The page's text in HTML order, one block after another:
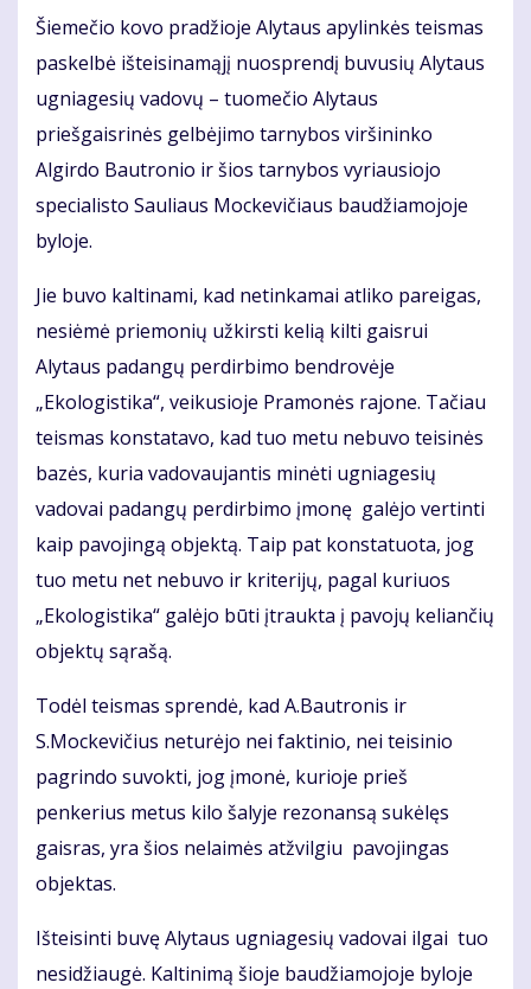
Šiemečio kovo pradžioje Alytaus apylinkės teismas
paskelbė išteisinamąjį nuosprendį buvusių Alytaus
ugniagesių vadovų – tuomečio Alytaus
priešgaisrinės gelbėjimo tarnybos viršininko
Algirdo Bautronio ir šios tarnybos vyriausiojo
specialisto Sauliaus Mockevičiaus baudžiamojoje
byloje.
Jie buvo kaltinami, kad netinkamai atliko pareigas,
nesiėmė priemonių užkirsti kelią kilti gaisrui
Alytaus padangų perdirbimo bendrovėje
„Ekologistika“, veikusioje Pramonės rajone. Tačiau
teismas konstatavo, kad tuo metu nebuvo teisinės
bazės, kuria vadovaujantis minėti ugniagesių
vadovai padangų perdirbimo įmonę galėjo vertinti
kaip pavojingą objektą. Taip pat konstatuota, jog
tuo metu net nebuvo ir kriterijų, pagal kuriuos
„Ekologistika“ galėjo būti įtraukta į pavojų keliančių
objektų sąrašą.
Todėl teismas sprendė, kad A.Bautronis ir
S.Mockevičius neturėjo nei faktinio, nei teisinio
pagrindo suvokti, jog įmonė, kurioje prieš
penkerius metus kilo šalyje rezonansą sukėlęs
gaisras, yra šios nelaimės atžvilgiu pavojingas
objektas.
Išteisinti buvę Alytaus ugniagesių vadovai ilgai tuo
nesidžiaugė. Kaltinimą šioje baudžiamojoje byloje